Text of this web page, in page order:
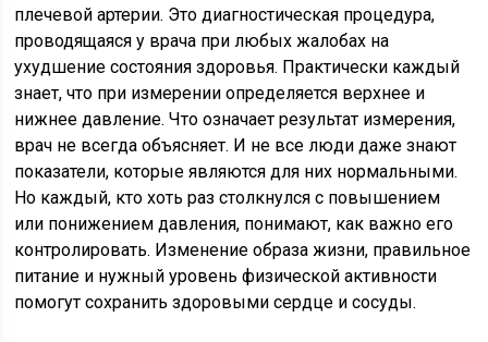
плечевой артерии. Это диагностическая процедура,
проводящаяся у врача при любых жалобах на
ухудшение состояния здоровья. Практически каждый
знает, что при измерении определяется верхнее и
нижнее давление. Что означает результат измерения,
врач не всегда объясняет. И не все люди даже знают
показатели, которые являются для них нормальными.
Но каждый, кто хоть раз столкнулся с повышением
или понижением давления, понимают, как важно его
контролировать. Изменение образа жизни, правильное
питание и нужный уровень физической активности
помогут сохранить здоровыми сердце и сосуды.